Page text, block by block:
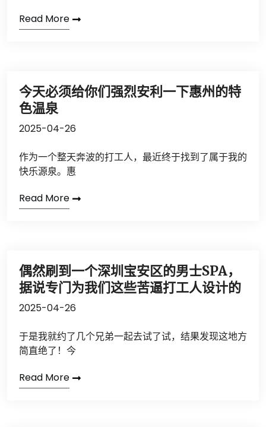
Read More
今天必须给你们强烈安利一下惠州的特
色温泉
2025-04-26
作为一个整天奔波的打工人，最近终于找到了属于我的
快乐源泉。惠
Read More
偶然刷到一个深圳宝安区的男士SPA，
据说专门为我们这些苦逼打工人设计的
2025-04-26
于是我就约了几个兄弟一起去试了试，结果发现这地方
简直绝了！今
Read More